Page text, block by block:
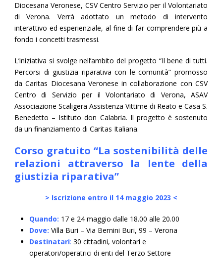
Diocesana Veronese, CSV Centro Servizio per il Volontariato
di Verona. Verrà adottato un metodo di intervento
interattivo ed esperienziale, al fine di far comprendere più a
fondo i concetti trasmessi.
L’iniziativa si svolge nell’ambito del progetto “Il bene di tutti.
Percorsi di giustizia riparativa con le comunità” promosso
da Caritas Diocesana Veronese in collaborazione con CSV
Centro di Servizio per il Volontariato di Verona, ASAV
Associazione Scaligera Assistenza Vittime di Reato e Casa S.
Benedetto – Istituto don Calabria. Il progetto è sostenuto
da un finanziamento di Caritas Italiana.
Corso gratuito “La sostenibilità delle
relazioni attraverso la lente della
giustizia riparativa”
> Iscrizione entro il 14 maggio 2023 <
Quando: 17 e 24 maggio dalle 18.00 alle 20.00
Dove: Villa Buri – Via Bernini Buri, 99 – Verona
Destinatari: 30 cittadini, volontari e
operatori/operatrici di enti del Terzo Settore